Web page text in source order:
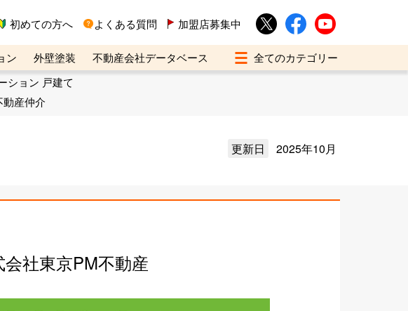
初めての方へ よくある質問 加盟店募集中
ン 外壁塗装
不動産会社データベース
ご相談デスク
ション 戸建て
動産仲介
更新日 2025年10月
社東京PM不動産